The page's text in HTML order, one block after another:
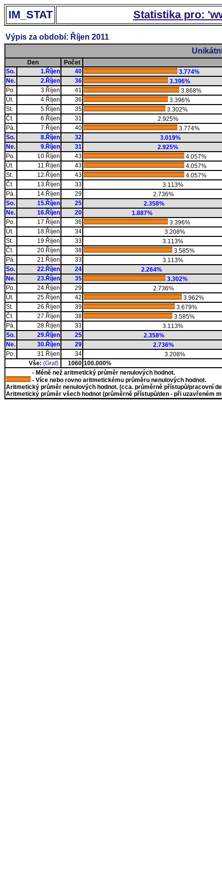
IM_STAT Statistika pro:
Výpis za období: Říjen 2011
Den
Počet
So.
1.Říjen 40
3.774%
Ne.
2.Říjen 36
3.396%
Po.
3.Říjen 41
3.868%
Út.
4.Říjen 36
3.396%
St.
5.Říjen 35
3.302%
Čt.
6.Říjen 31
2.925%
Pá.
7.Říjen 40
3.774%
So.
8.Říjen 32
3.019%
Ne.
9.Říjen 31
2.925%
Po.
10.Říjen 43
4.057%
Út.
11.Říjen 43
4.057%
St.
12.Říjen 43
4.057%
Čt.
13.Říjen 33
3.113%
Pá.
14.Říjen 29
2.736%
So.
15.Říjen 25
2.358%
Ne.
16.Říjen 20
1.887%
Po.
17.Říjen 36
3.396%
Út.
18.Říjen 34
3.208%
St.
19.Říjen 33
3.113%
Čt.
20.Říjen 38
3.585%
Pá.
21.Říjen 33
3.113%
So.
22.Říjen 24
2.264%
Ne.
23.Říjen 35
3.302%
Po.
24.Říjen 29
2.736%
Út.
25.Říjen 42
3.962%
St.
26.Říjen 39
3.679%
Čt.
27.Říjen 38
3.585%
Pá.
28.Říjen 33
3.113%
So.
29.Říjen 25
2.358%
Ne.
30.Říjen 29
2.736%
Po.
31.Říjen 34
3.208%
Vše: (Graf) 1060 100.000%
- Méně než aritmetický průměr nenulových hodnot.
- Více nebo rovno aritmetickému průměru nenulových hodnot.
Aritmetický průměr nenulových hodnot. (cca. průměrně přístupů/pracovní
Aritmetický průměr všech hodnot (průměrně přístupů/den - při uzavřeném